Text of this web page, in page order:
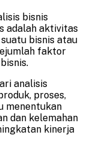
bisnis
adalah aktivitas
bisnis atau
faktor
analisis
proses,
menentukan
dan kelemahan
kinerja